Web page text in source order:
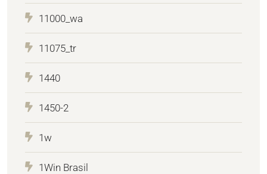
11000_wa
11075_tr
1440
1450-2
1w
1Win Brasil